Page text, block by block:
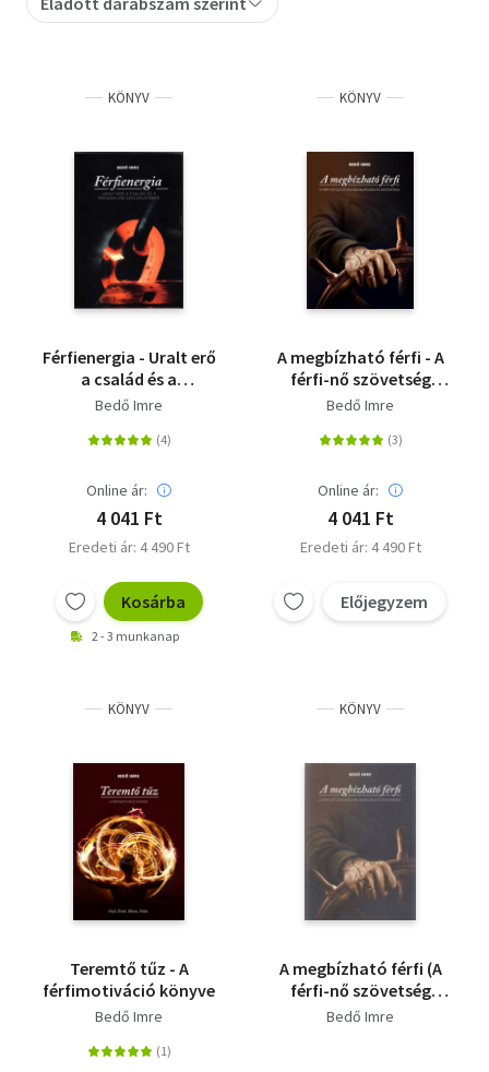
Szakkönyv
Tankönyv, segédkönyv
Társadalomtudomány
Természettudomány
Történelem
KÖNYV
Férfienergia - Uralt erő
a család és a
társadalom
Bedő Imre
Online ár:
4 041 Ft
Eredeti ár: 4 490 Ft
Kosárba
2 - 3 munkanap
KÖNYV
A megbízható férfi - A
férfi-nő szövetség
megalapozása és
Bedő Imre
Online ár:
4 041 Ft
Eredeti ár: 4 490 Ft
Előjegyzem
KÖNYV
Teremtő tűz - A
férfimotiváció könyve
Bedő Imre
KÖNYV
A megbízható férfi (A
férfi-nő szövetség
megalapozása és
Bedő Imre